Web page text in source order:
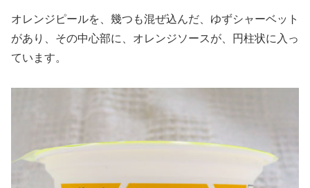
オレンジピールを、幾つも混ぜ込んだ、ゆずシャーベット
があり、その中心部に、オレンジソースが、円柱状に入っ
ています。